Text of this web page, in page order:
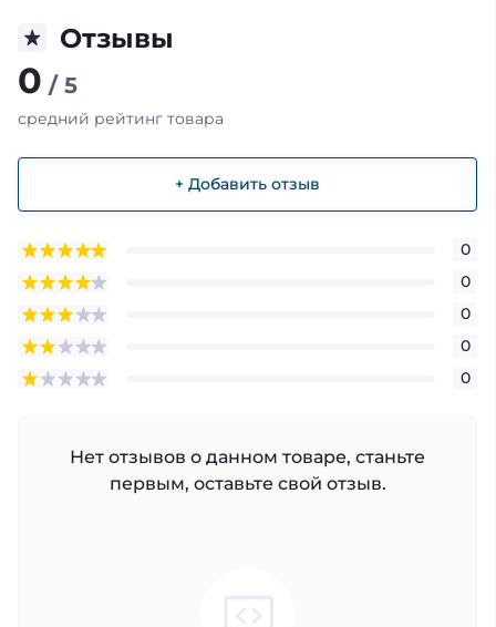
Отзывы
0 / 5
средний рейтинг товара
+ Добавить отзыв
0
0
0
0
0
Нет отзывов о данном товаре, станьте
первым, оставьте свой отзыв.